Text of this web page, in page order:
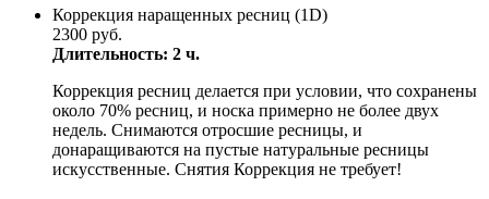
Коррекция наращенных ресниц (1D)
2300 руб.
Длительность: 2 ч.
Коррекция ресниц делается при условии, что сохранены
около 70% ресниц, и носка примерно не более двух
недель. Снимаются отросшие ресницы, и
донаращиваются на пустые натуральные ресницы
искусственные. Снятия Коррекция не требует!